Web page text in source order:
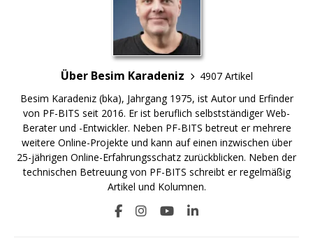
Über Besim Karadeniz
4907 Artikel
Besim Karadeniz (bka), Jahrgang 1975, ist Autor und Erfinder
von PF-BITS seit 2016. Er ist beruflich selbstständiger Web-
Berater und -Entwickler. Neben PF-BITS betreut er mehrere
weitere Online-Projekte und kann auf einen inzwischen über
25-jährigen Online-Erfahrungsschatz zurückblicken. Neben der
technischen Betreuung von PF-BITS schreibt er regelmäßig
Artikel und Kolumnen.